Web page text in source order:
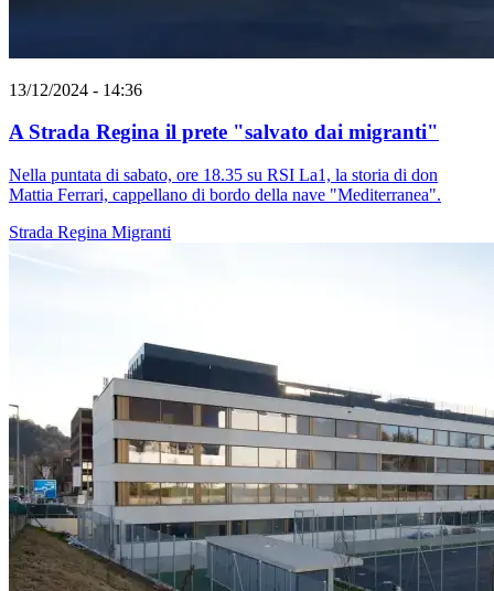
13/12/2024 - 14:36
A Strada Regina il prete "salvato dai migranti"
Nella puntata di sabato, ore 18.35 su RSI La1, la storia di don
Mattia Ferrari, cappellano di bordo della nave "Mediterranea".
Strada Regina Migranti